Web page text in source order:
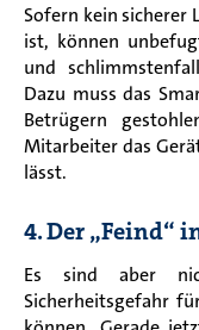
Sofern kein
ist, können
und
Dazu muss das
Betrügern
Mitarbeiter das
lässt.
4. Der „Feind“
Es sind aber
Sicherheitsgefahr